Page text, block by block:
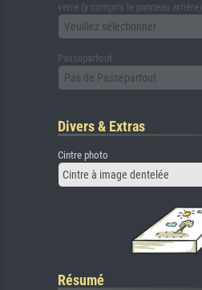
verre (y compris le panneau arrière)
Veuillez sélectionner
Passepartout
Pas de Passepartout
Divers & Extras
Cintre photo
Cintre à image dentelée
Résumé